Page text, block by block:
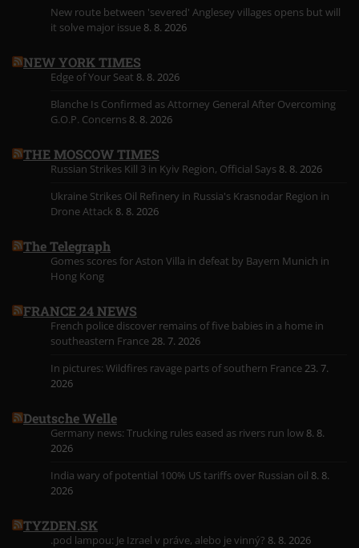
New route between 'severed' Anglesey villages opens but will
it solve major issue 8. 8. 2026
NEW YORK TIMES
Edge of Your Seat 8. 8. 2026
Blanche Is Confirmed as Attorney General After Overcoming
G.O.P. Concerns 8. 8. 2026
THE MOSCOW TIMES
Russian Strikes Kill 3 in Kyiv Region, Official Says 8. 8. 2026
Ukraine Strikes Oil Refinery in Russia's Krasnodar Region in
Drone Attack 8. 8. 2026
The Telegraph
Gomes scores for Aston Villa in defeat by Bayern Munich in
Hong Kong
FRANCE 24 NEWS
French police discover remains of five babies in a home in
southeastern France28. 7. 2026
In pictures: Wildfires ravage parts of southern France23. 7.
2026
Deutsche Welle
Germany news: Trucking rules eased as rivers run low 8. 8.
2026
India wary of potential 100% US tariffs over Russian oil 8. 8.
2026
TYZDEN.SK
.pod lampou: Je Izrael v práve, alebo je vinný? 8. 8. 2026